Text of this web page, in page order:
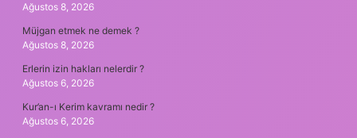
Ağustos 8, 2026
Müjgan etmek ne demek ?
Ağustos 8, 2026
Erlerin izin hakları nelerdir ?
Ağustos 6, 2026
Kur’an-ı Kerim kavramı nedir ?
Ağustos 6, 2026